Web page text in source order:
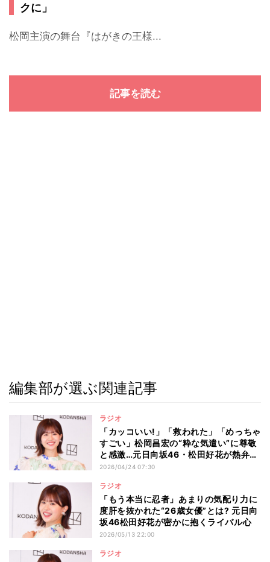
クに」
松岡主演の舞台『はがきの王様...
記事を読む
編集部が選ぶ関連記事
ラジオ
「カッコいい!」「救われた」「めっちゃ
すごい」松岡昌宏の“粋な気遣い”に尊敬
と感激…元日向坂46・松田好花が熱弁
「私もそういう人間になりたい」
2026/04/24 07:30
ラジオ
「もう本当に忍者」あまりの気配り力に
度肝を抜かれた“26歳女優”とは? 元日向
坂46松田好花が密かに抱くライバル心
2026/05/13 22:00
ラジオ